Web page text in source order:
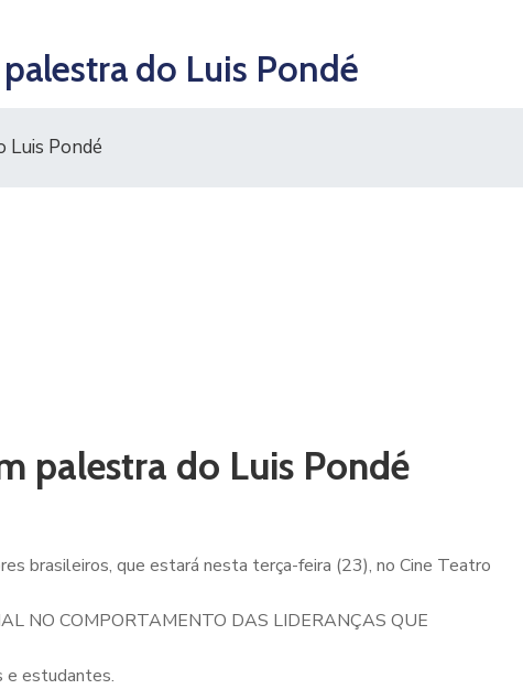
do Luis Pondé
Luis Pondé
palestra do Luis Pondé
brasileiros, que estará nesta terça-feira (23), no Cine Teatro
NO COMPORTAMENTO DAS LIDERANÇAS QUE
e estudantes.